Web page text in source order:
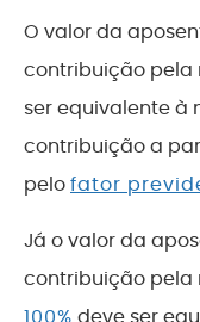
O valor da
contribuição pela
ser equivalente à
contribuição a
pelofator
Já o valor da
contribuição pela
100% deve ser